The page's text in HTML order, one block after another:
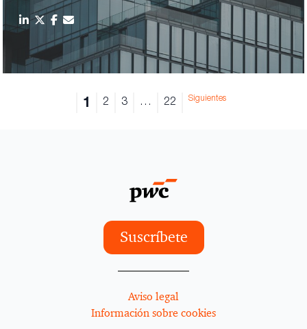
1 2 3 … 22 Siguientes
Suscríbete
Aviso legal
Información sobre cookies